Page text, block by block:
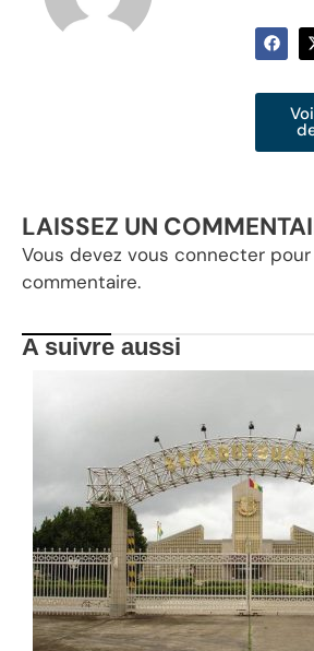
LAISSEZ UN
Vous devez vous connecter
commentaire.
A suivre aussi